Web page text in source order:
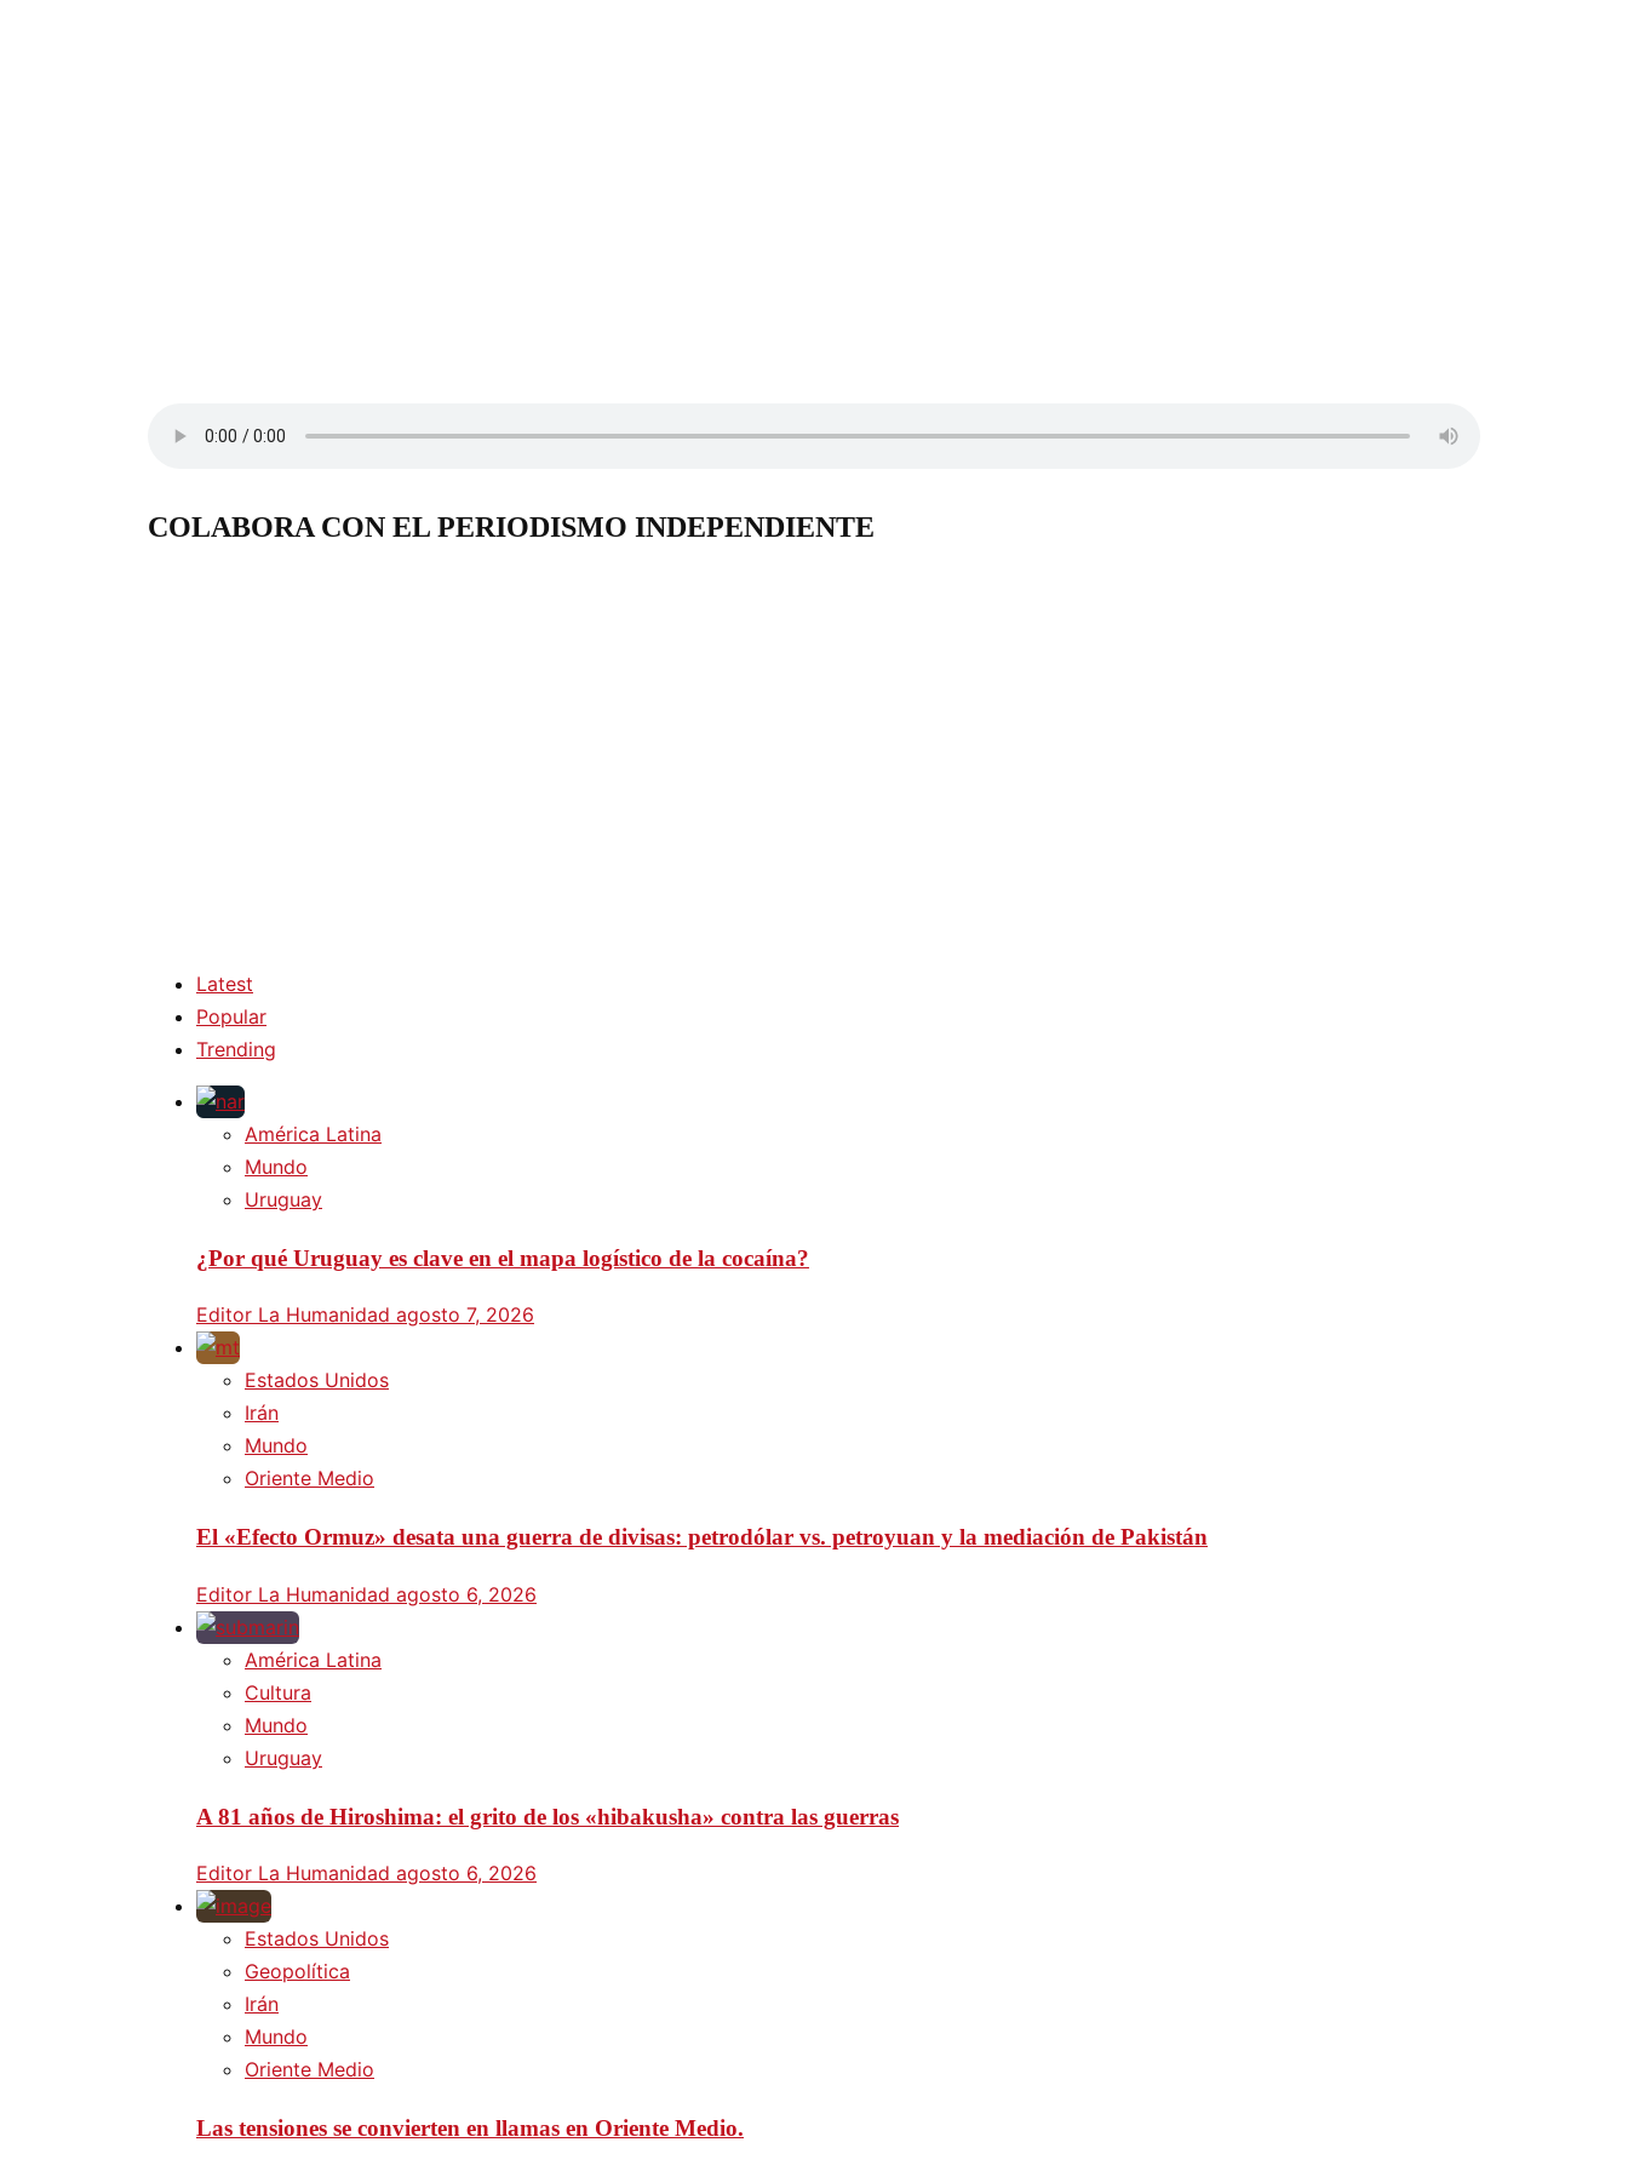
COLABORA CON EL PERIODISMO INDEPENDIENTE
Latest
Popular
Trending
América Latina
Mundo
Uruguay
¿Por qué Uruguay es clave en el mapa logístico de la cocaína?
Editor La Humanidad agosto 7, 2026
Estados Unidos
Irán
Mundo
Oriente Medio
El «Efecto Ormuz» desata una guerra de divisas: petrodólar vs. petroyuan y la mediación de Pakistán
Editor La Humanidad agosto 6, 2026
América Latina
Cultura
Mundo
Uruguay
A 81 años de Hiroshima: el grito de los «hibakusha» contra las guerras
Editor La Humanidad agosto 6, 2026
Estados Unidos
Geopolítica
Irán
Mundo
Oriente Medio
Las tensiones se convierten en llamas en Oriente Medio.